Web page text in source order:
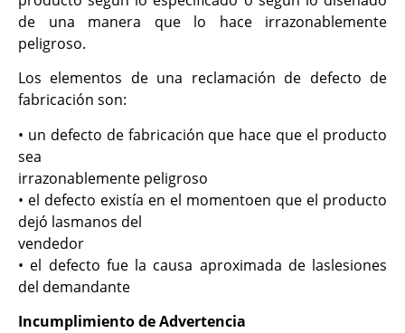
de una manera que lo hace irrazonablemente
peligroso.
Los elementos de una reclamación de defecto de
fabricación son:
• un defecto de fabricación que hace que el producto
sea
irrazonablemente peligroso
• el defecto existía en el momentoen que el producto
dejó lasmanos del
vendedor
• el defecto fue la causa aproximada de laslesiones
del demandante
Incumplimiento de Advertencia